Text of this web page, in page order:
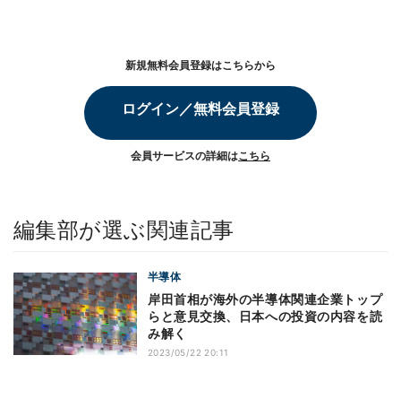
新規無料会員登録はこちらから
ログイン／無料会員登録
会員サービスの詳細はこちら
編集部が選ぶ関連記事
半導体
岸田首相が海外の半導体関連企業トップ
らと意見交換、日本への投資の内容を読
み解く
2023/05/22 20:11